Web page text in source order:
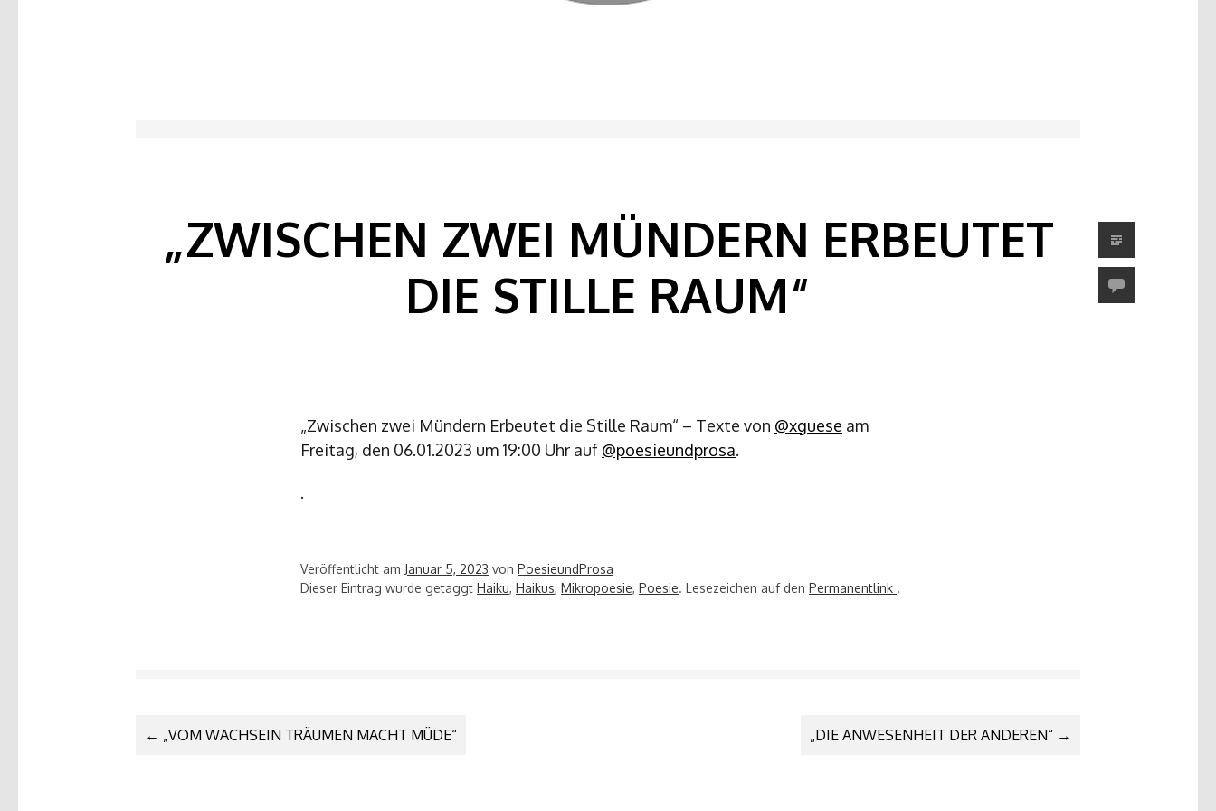
„ZWISCHEN ZWEI MÜNDERN ERBEUTET
DIE STILLE RAUM“
„Zwischen zwei Mündern Erbeutet die Stille Raum“ – Texte von @xguese am
Freitag, den 06.01.2023 um 19:00 Uhr auf @poesieundprosa.
.
Veröffentlicht am Januar 5, 2023 von PoesieundProsa
Dieser Eintrag wurde getaggt Haiku, Haikus, Mikropoesie, Poesie. Lesezeichen auf den Permanentlink .
ARTIKEL-
← „VOM WACHSEIN TRÄUMEN MACHT MÜDE“ „DIE ANWESENHEIT DER ANDEREN“ →